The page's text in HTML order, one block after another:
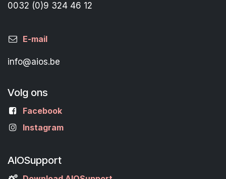
0032 (0)9 324 46 12
E-mail
info@aios.be
Volg ons
Facebook
Instagram
AIOSupport